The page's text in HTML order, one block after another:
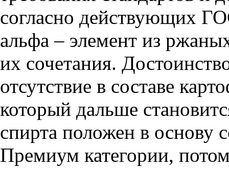
согласно действующих
альфа – элемент из
их сочетания.
отсутствие в составе
который дальше
спирта положен в основу
Премиум категории,